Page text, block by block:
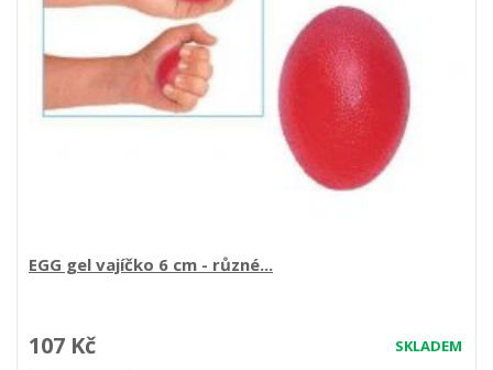
EGG gel vajíčko 6 cm - různé...
SKLADEM
107 Kč